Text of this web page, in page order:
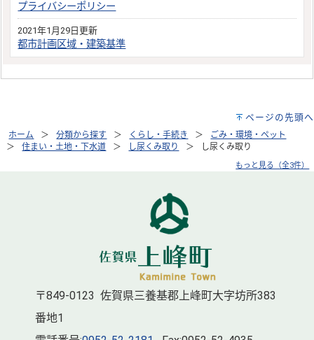
プライバシーポリシー
2021年1月29日更新
都市計画区域・建築基準
ページの先頭へ
ホーム 分類から探す くらし・手続き
ごみ・環境・ペット
住まい・土地・下水道
し尿くみ取り し尿くみ取り
もっと見る（全3件）
〒849-0123 佐賀県三養基郡上峰町大字坊所383
番地1